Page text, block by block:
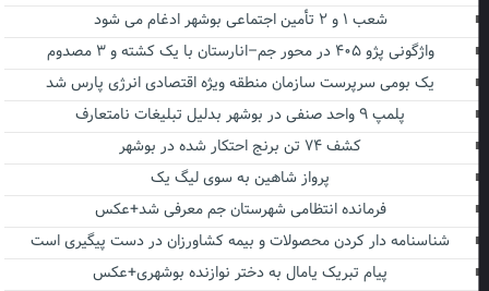
شعب ۱ و ۲ تأمین اجتماعی بوشهر ادغام می شود
واژگونی پژو ۴۰۵ در محور جم–انارستان با یک کشته و ۳ مصدوم
یک بومی سرپرست سازمان منطقه ویژه اقتصادی انرژی پارس شد
پلمپ ۹ واحد صنفی در بوشهر بدلیل تبلیغات نامتعارف
کشف ۷۴ تن برنج احتکار شده در بوشهر
پرواز شاهین به سوی لیگ یک
فرمانده انتظامی شهرستان جم معرفی شد+عکس
شناسنامه دار کردن محصولات و بیمه کشاورزان در دست پیگیری است
پیام تبریک یامال به دختر نوازنده بوشهری+عکس